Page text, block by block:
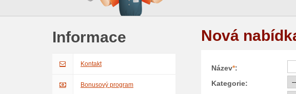
Informace
Kontakt
Bonusový program
Nová
Název*:
Kategorie: